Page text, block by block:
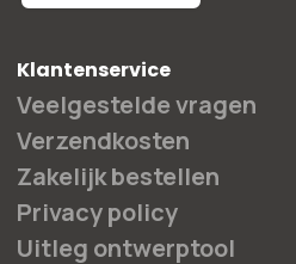
Klantenservice
Veelgestelde vragen
Verzendkosten
Zakelijk bestellen
Privacy policy
Uitleg ontwerptool